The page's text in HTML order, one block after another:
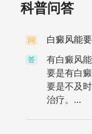
科普问答
问 白癜风能
答
有白癜风
要是有白
要是不及
治疗。...